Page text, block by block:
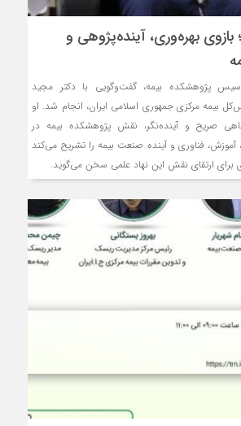
بهره‌وری، آینده‌پژوهی و
پژوهشکده بیمه، گفت‌وگویی با دکتر مجید
بیمه مرکزی جمهوری اسلامی ایران، انجام شد. او
صریح و آینده‌نگر، نقش پژوهشکده بیمه در
آموزش، فناوری و آینده صنعت بیمه را تشریح می‌کند
برای ارتقای نقش این نهاد علمی سخن می‌گوید.